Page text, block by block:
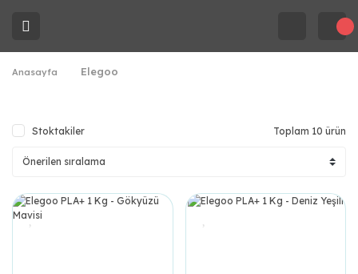
Anasayfa Elegoo
Stoktakiler Toplam 10 ürün